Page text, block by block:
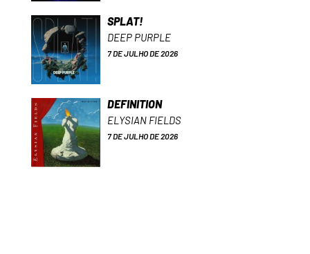
SPLAT!
DEEP PURPLE
7 DE JULHO DE 2026
DEFINITION
ELYSIAN FIELDS
7 DE JULHO DE 2026